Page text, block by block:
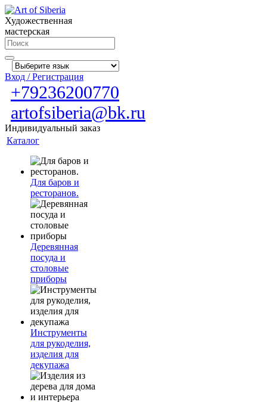
Художественная
мастерская
Вход / Регистрация
+79236200770
artofsiberia@bk.ru
Индивидуальный заказ
Каталог
Для баров и
ресторанов.
Деревянная
посуда и
столовые
приборы
Инструменты
для рукоделия,
изделия для
декупажа